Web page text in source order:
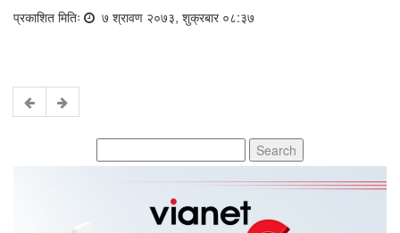
प्रकाशित मितिः ७ श्रावण २०७३, शुक्रबार ०८:३७
for: